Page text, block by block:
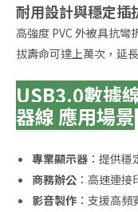
耐用設計與穩定插
高強度 PVC 外被具抗
拔壽命可達上萬次，延
USB3.0數據
器線 應用場景
專業顯示器 ：提供
商務辦公 ：高速連
影音製作 ：支援高